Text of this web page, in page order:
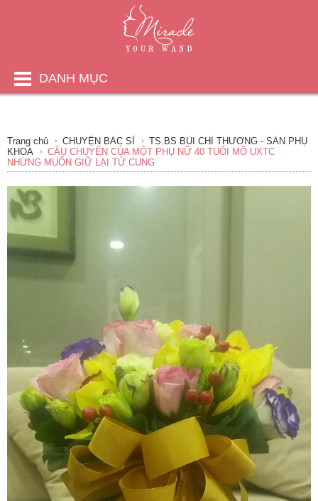
DANH MỤC
Trang chủ CHUYỆN BÁC SĨ
TS.BS BÙI CHÍ THƯƠNG - SẢN PHỤ
KHOA
CÂU CHUYỆN CỦA MỘT PHỤ NỮ 40 TUỔI MỔ UXTC
NHƯNG MUỐN GIỮ LẠI TỬ CUNG